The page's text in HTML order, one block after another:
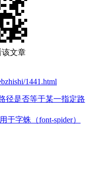
该文章
1441.html
径是否等于某一指定路
于字蛛（font-spider）